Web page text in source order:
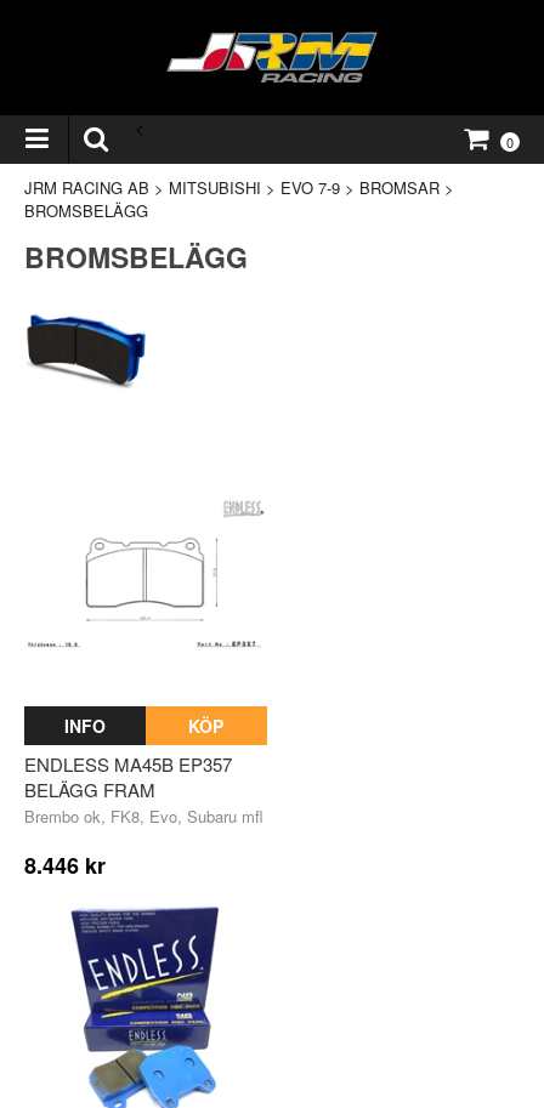
<
0
JRM RACING AB > MITSUBISHI > EVO 7-9 > BROMSAR >
BROMSBELÄGG
BROMSBELÄGG
INFO KÖP
ENDLESS MA45B EP357
BELÄGG FRAM
Brembo ok, FK8, Evo, Subaru mfl
8.446 kr